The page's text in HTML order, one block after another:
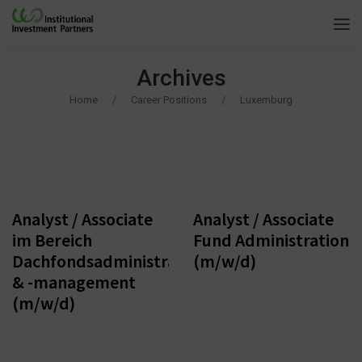
Archives
Home / Career Positions / Luxemburg
Analyst / Associate
im Bereich
Dachfondsadministration
& -management
(m/w/d)
Analyst / Associate
Fund Administration
(m/w/d)
Frankfurt am
Main,